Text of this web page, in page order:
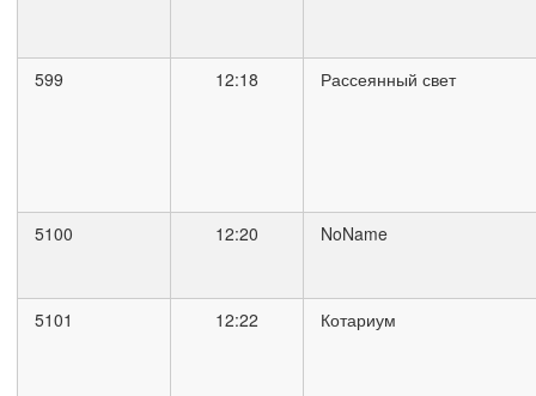
599 12:18 Рассеянный свет
5100 12:20 NoName
5101 12:22 Котариум